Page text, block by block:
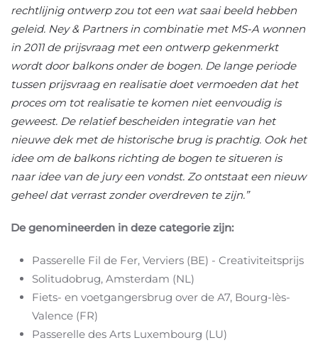
rechtlijnig ontwerp zou tot een wat saai beeld hebben
geleid. Ney & Partners in combinatie met MS-A wonnen
in 2011 de prijsvraag met een ontwerp gekenmerkt
wordt door balkons onder de bogen. De lange periode
tussen prijsvraag en realisatie doet vermoeden dat het
proces om tot realisatie te komen niet eenvoudig is
geweest. De relatief bescheiden integratie van het
nieuwe dek met de historische brug is prachtig. Ook het
idee om de balkons richting de bogen te situeren is
naar idee van de jury een vondst. Zo ontstaat een nieuw
geheel dat verrast zonder overdreven te zijn.”
De genomineerden in deze categorie zijn:
Passerelle Fil de Fer, Verviers (BE) - Creativiteitsprijs
Solitudobrug, Amsterdam (NL)
Fiets- en voetgangersbrug over de A7, Bourg-lès-
Valence (FR)
Passerelle des Arts Luxembourg (LU)